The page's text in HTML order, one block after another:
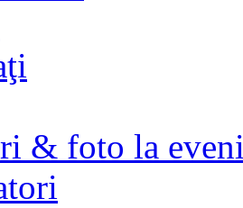
& foto la